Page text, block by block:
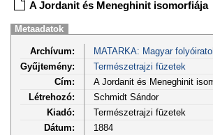
A Jordanit és Meneghinit isomorfiája
Metaadatok
Archívum:
MATARKA: Magyar
Gyűjtemény:
Természetrajzi füzetek
Cím:
A Jordanit és Meneghinit
Létrehozó:
Schmidt Sándor
Kiadó:
Természetrajzi füzetek
Dátum:
1884